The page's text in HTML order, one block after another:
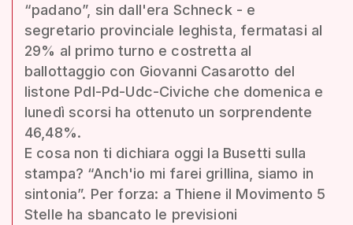
“padano”, sin dall'era Schneck - e
segretario provinciale leghista, fermatasi al
29% al primo turno e costretta al
ballottaggio con Giovanni Casarotto del
listone Pdl-Pd-Udc-Civiche che domenica e
lunedì scorsi ha ottenuto un sorprendente
46,48%.
E cosa non ti dichiara oggi la Busetti sulla
stampa? “Anch'io mi farei grillina, siamo in
sintonia”. Per forza: a Thiene il Movimento 5
Stelle ha sbancato le previsioni